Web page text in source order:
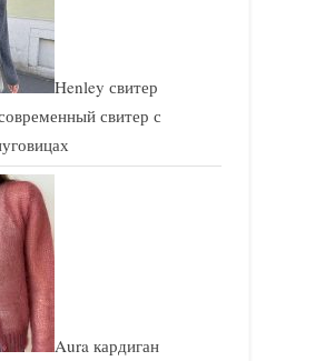
Henley свитер
свитер с
Aura кардиган